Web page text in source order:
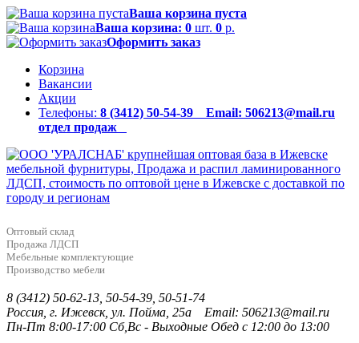
Ваша корзина пуста
Ваша корзина: 0 шт. 0 р.
Оформить заказ
Корзина
Вакансии
Акции
Телефоны: 8 (3412) 50-54-39 Email: 506213@mail.ru
отдел продаж
Оптовый склад
Продажа ЛДСП
Мебельные комплектующие
Производство мебели
8 (3412) 50-62-13, 50-54-39, 50-51-74
Россия, г. Ижевск, ул. Пойма, 25a Email: 506213@mail.ru
Пн-Пт 8:00-17:00 Сб,Вс - Выходные Обед с 12:00 до 13:00